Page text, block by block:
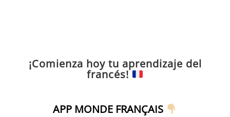
¡Comienza hoy tu aprendizaje del
francés!
APP MONDE FRANÇAIS